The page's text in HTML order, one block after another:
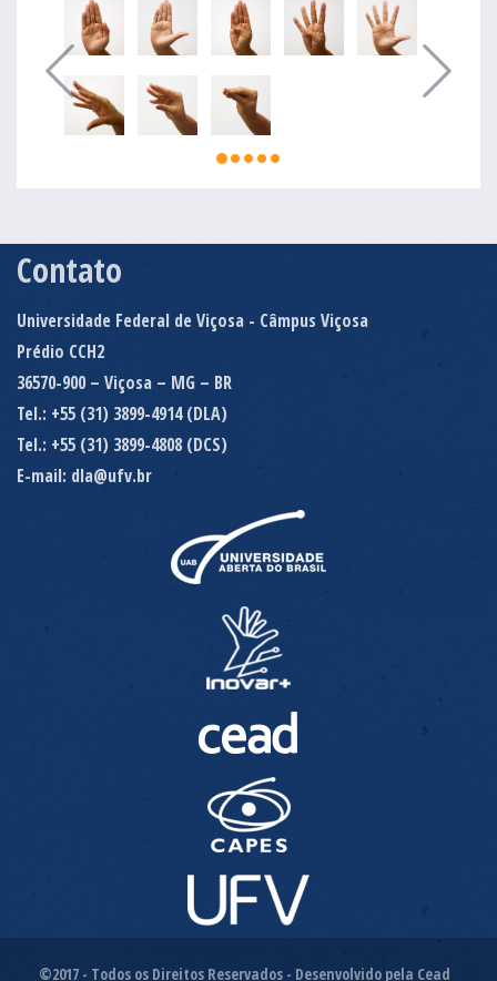
Contato
Universidade Federal de Viçosa - Câmpus Viçosa
Prédio CCH2
36570-900 – Viçosa – MG – BR
Tel.: +55 (31) 3899-4914 (DLA)
Tel.: +55 (31) 3899-4808 (DCS)
E-mail: dla@ufv.br
©2017 - Todos os Direitos Reservados - Desenvolvido pela Cead